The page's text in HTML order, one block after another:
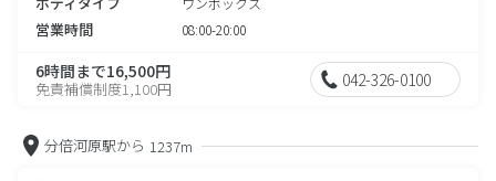
営業時間 08:00-20:00
6時間まで16,500円
免責補償制度1,100円 042-326-0100
分倍河原駅から 1237m